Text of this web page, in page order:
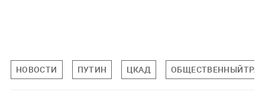
НОВОСТИ ПУТИН ЦКАД